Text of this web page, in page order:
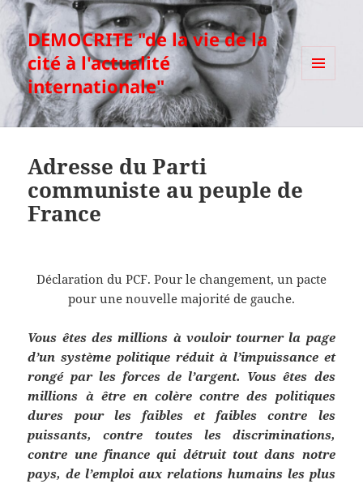
DEMOCRITE "de la vie de la
cité à l'actualité
internationale"
Adresse du Parti
communiste au peuple de
France
Déclaration du PCF. Pour le changement, un pacte
pour une nouvelle majorité de gauche.
Vous êtes des millions à vouloir tourner la page
d’un système politique réduit à l’impuissance et
rongé par les forces de l’argent. Vous êtes des
millions à être en colère contre des politiques
dures pour les faibles et faibles contre les
puissants, contre toutes les discriminations,
contre une finance qui détruit tout dans notre
pays, de l’emploi aux relations humains les plus